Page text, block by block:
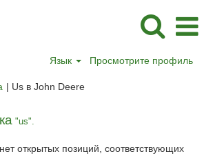
Язык Просмотрите профиль
| Us в John Deere(текущая
"us".
открытых позиций, соответствующих